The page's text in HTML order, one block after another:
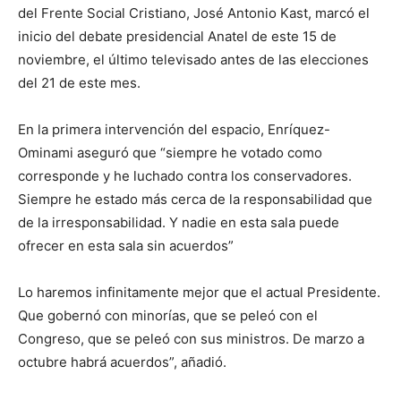
del Frente Social Cristiano, José Antonio Kast, marcó el
inicio del debate presidencial Anatel de este 15 de
noviembre, el último televisado antes de las elecciones
del 21 de este mes.
En la primera intervención del espacio, Enríquez-
Ominami aseguró que “siempre he votado como
corresponde y he luchado contra los conservadores.
Siempre he estado más cerca de la responsabilidad que
de la irresponsabilidad. Y nadie en esta sala puede
ofrecer en esta sala sin acuerdos”
Lo haremos infinitamente mejor que el actual Presidente.
Que gobernó con minorías, que se peleó con el
Congreso, que se peleó con sus ministros. De marzo a
octubre habrá acuerdos”, añadió.